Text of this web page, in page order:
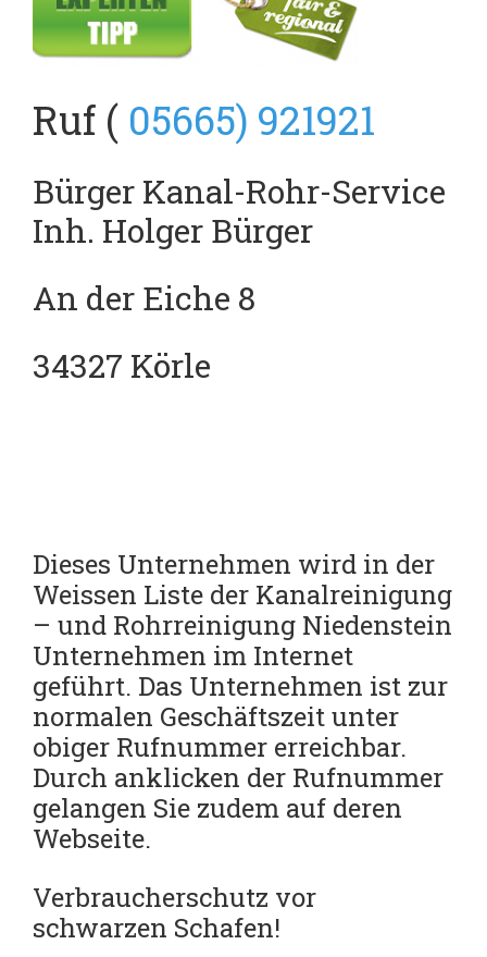
Ruf ( 05665) 921921
Bürger Kanal-Rohr-Service
Inh. Holger Bürger
An der Eiche 8
34327 Körle
Dieses Unternehmen wird in der
Weissen Liste der Kanalreinigung
– und Rohrreinigung Niedenstein
Unternehmen im Internet
geführt. Das Unternehmen ist zur
normalen Geschäftszeit unter
obiger Rufnummer erreichbar.
Durch anklicken der Rufnummer
gelangen Sie zudem auf deren
Webseite.
Verbraucherschutz vor
schwarzen Schafen!